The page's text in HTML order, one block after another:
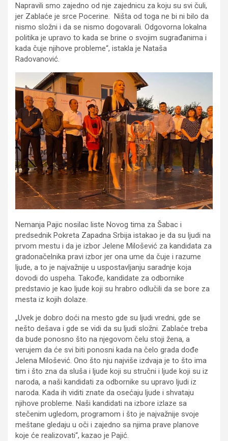
Napravili smo zajedno od nje zajednicu za koju su svi čuli,
jer Zablaće je srce Pocerine. Ništa od toga ne bi ni bilo da
nismo složni i da se nismo dogovarali. Odgovorna lokalna
politika je upravo to kada se brine o svojim sugrađanima i
kada čuje njihove probleme“, istakla je Nataša
Radovanović.
Nemanja Pajic nosilac liste Novog tima za Šabac i
predsednik Pokreta Zapadna Srbija istakao je da su ljudi na
prvom mestu i da je izbor Jelene Milošević za kandidata za
gradonačelnika pravi izbor jer ona ume da čuje i razume
ljude, a to je najvažnije u uspostavljanju saradnje koja
dovodi do uspeha. Takođe, kandidate za odbornike
predstavio je kao ljude koji su hrabro odlučili da se bore za
mesta iz kojih dolaze.
„Uvek je dobro doći na mesto gde su ljudi vredni, gde se
nešto dešava i gde se vidi da su ljudi složni. Zablaće treba
da bude ponosno što na njegovom čelu stoji žena, a
verujem da će svi biti ponosni kada na čelo grada dođe
Jelena Milošević. Ono što nju najviše izdvaja je to što ima
tim i što zna da sluša i ljude koji su stručni i ljude koji su iz
naroda, a naši kandidati za odbornike su upravo ljudi iz
naroda. Kada ih viditi znate da osećaju ljude i shvataju
njihove probleme. Naši kandidati na izbore izlaze sa
stečenim ugledom, programom i što je najvažnije svoje
meštane gledaju u oči i zajedno sa njima prave planove
koje će realizovati“, kazao je Pajić.